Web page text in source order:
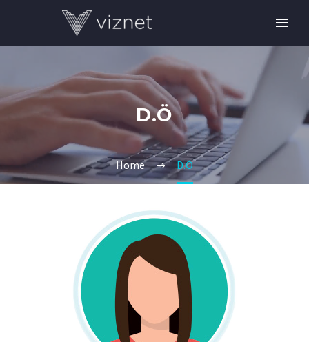
D.Ö
Home D.Ö